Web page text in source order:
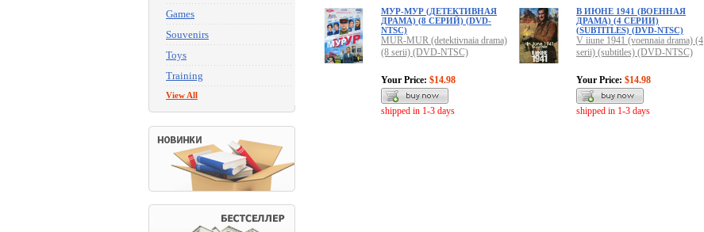
Games
Souvenirs
Toys
Training
View All
МУР-МУР (ДЕТЕКТИВНАЯ
ДРАМА) (8 СЕРИЙ) (DVD-
NTSC)
MUR-MUR (detektivnaia drama)
(8 serii) (DVD-NTSC)
Your Price: $14.98
shipped in 1-3 days
В ИЮНЕ 1941 (ВОEННАЯ
ДРАМА) (4 СЕРИИ)
(SUBTITLES) (DVD-NTSC)
V iiune 1941 (voennaia drama) (4
serii) (subtitles) (DVD-NTSC)
Your Price: $14.98
shipped in 1-3 days